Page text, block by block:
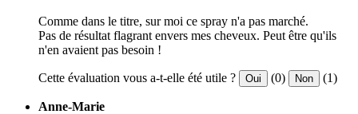
Comme dans le titre, sur moi ce spray n'a pas marché.
Pas de résultat flagrant envers mes cheveux. Peut être qu'ils
n'en avaient pas besoin !
Cette évaluation vous a-t-elle été utile ? Oui (0) Non (1)
Anne-Marie